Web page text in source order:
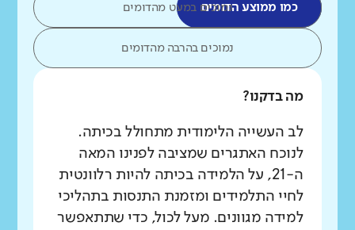
כמו ממוצע הדומיםנמוכים במעט מהדומים
נמוכים בהרבה מהדומים
מה בדקנו?
לב העשייה הלימודית מתחולל בכיתה.
לנוכח האתגרים שמציבה לפנינו המאה
ה-21, על הלמידה בכיתה להיות רלוונטית
לחיי התלמידים ומזמנת התנסות בתהליכי
למידה מגוונים. מעל לכול, כדי שתתאפשר